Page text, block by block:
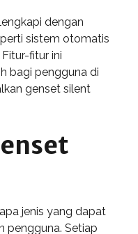
dengan
sistem otomatis
fitur ini
bagi pengguna di
genset silent
jenis yang dapat
pengguna. Setiap